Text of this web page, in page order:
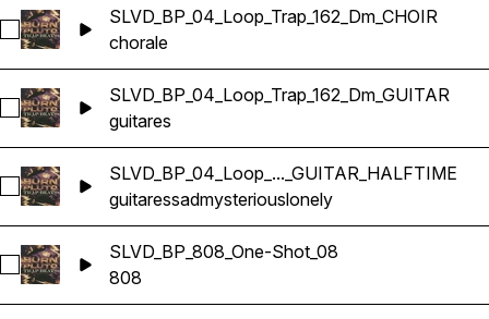
Sélectionnez SLVD_BP_04_Loop_Trap_162_Dm_CHOIR
SLVD_BP_04_Loop_Trap_162_Dm_CHOIR
chorale
Sélectionnez SLVD_BP_04_Loop_Trap_162_Dm_GUITAR
SLVD_BP_04_Loop_Trap_162_Dm_GUITAR
guitares
Sélectionnez
SLVD_BP_04_Loop_..._GUITAR_HALFTIME
guitaressadmysteriouslonely
Sélectionnez SLVD_BP_808_One-Shot_08
SLVD_BP_808_One-Shot_08
808